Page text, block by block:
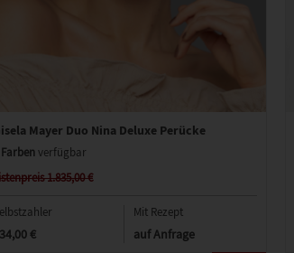
Mayer Duo Nina Deluxe Perücke
Farbenverfügbar
1.835,00 €
€
Mit Rezept
auf Anfrage